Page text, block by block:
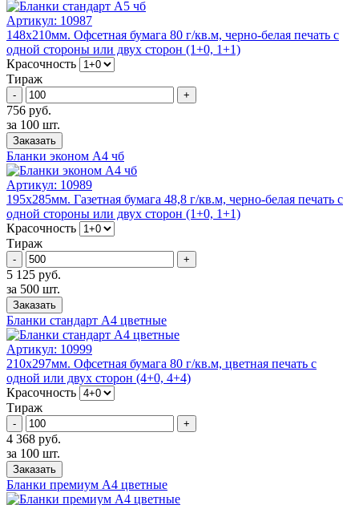
Артикул: 10987
148х210мм. Офсетная бумага 80 г/кв.м, черно-белая печать с
одной стороны или двух сторон (1+0, 1+1)
Красочность
Тираж
- +
756 руб.
за 100 шт.
Заказать
Бланки эконом А4 чб
Артикул: 10989
195х285мм. Газетная бумага 48,8 г/кв.м, черно-белая печать с
одной стороны или двух сторон (1+0, 1+1)
Красочность
Тираж
- +
5 125 руб.
за 500 шт.
Заказать
Бланки стандарт А4 цветные
Артикул: 10999
210х297мм. Офсетная бумага 80 г/кв.м, цветная печать с
одной или двух сторон (4+0, 4+4)
Красочность
Тираж
- +
4 368 руб.
за 100 шт.
Заказать
Бланки премиум А4 цветные